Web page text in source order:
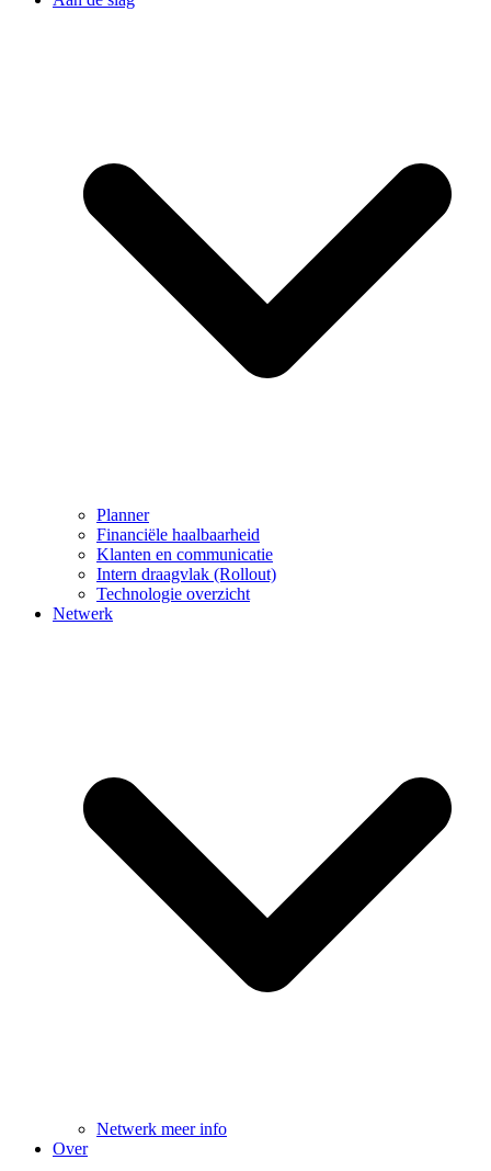
Planner
Financiële haalbaarheid
Klanten en communicatie
Intern draagvlak (Rollout)
Technologie overzicht
Netwerk
Netwerk meer info
Over